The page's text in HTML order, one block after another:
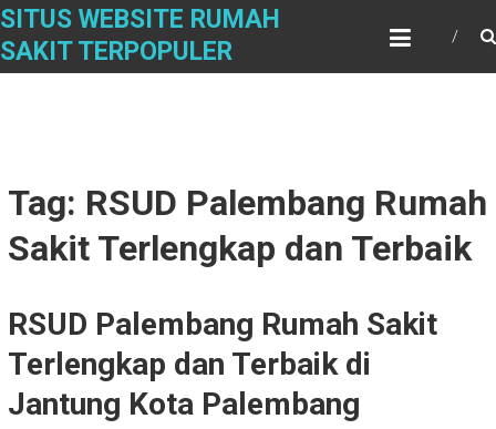
Skip
content
SITUS WEBSITE RUMAH
SAKIT TERPOPULER
Tag: RSUD Palembang Rumah
Sakit Terlengkap dan Terbaik
RSUD Palembang Rumah Sakit
Terlengkap dan Terbaik di
Jantung Kota Palembang